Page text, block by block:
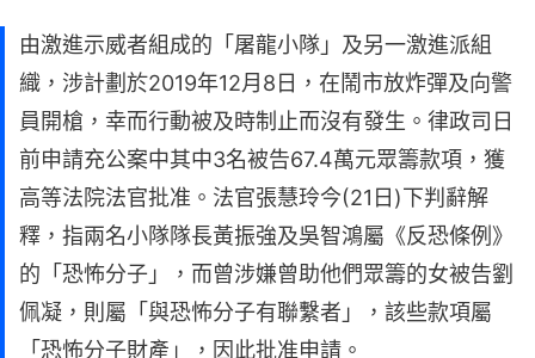
由激進示威者組成的「屠龍小隊」及另一激進派組
織，涉計劃於2019年12月8日，在鬧市放炸彈及向警
員開槍，幸而行動被及時制止而沒有發生。律政司日
前申請充公案中其中3名被告67.4萬元眾籌款項，獲
高等法院法官批准。法官張慧玲今(21日)下判辭解
釋，指兩名小隊隊長黃振強及吳智鴻屬《反恐條例》
的「恐怖分子」，而曾涉嫌曾助他們眾籌的女被告劉
佩凝，則屬「與恐怖分子有聯繫者」，該些款項屬
「恐怖分子財產」，因此批准申請。